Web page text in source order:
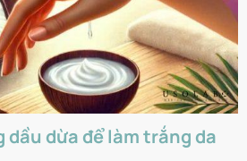
dầu dừa để làm trắng da